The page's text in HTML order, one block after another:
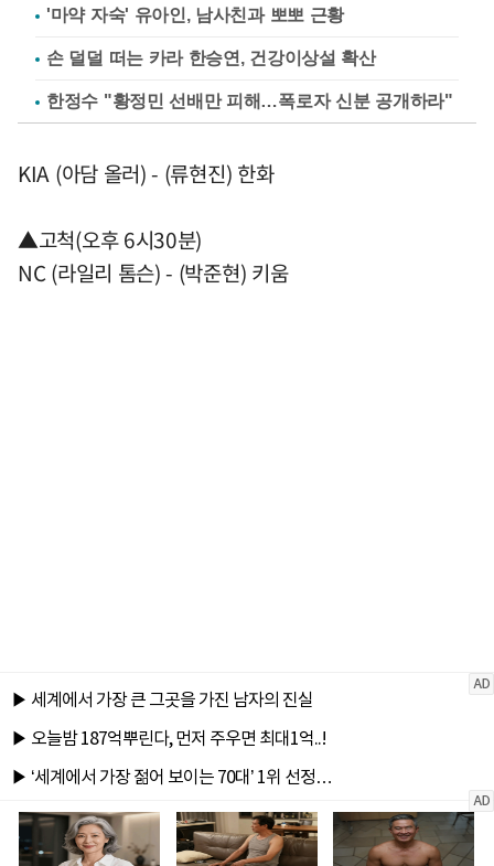
'마약 자숙' 유아인, 남사친과 뽀뽀 근황
손 덜덜 떠는 카라 한승연, 건강이상설 확산
한정수 "황정민 선배만 피해…폭로자 신분 공개하라"
KIA (아담 올러) - (류현진) 한화
▲고척(오후 6시30분)
NC (라일리 톰슨) - (박준현) 키움